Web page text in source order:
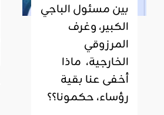
بين مسئول الباجي
الكبير، وغرف
المرزوقي
الخارجية، ماذا
أخفى عنا بقية
رؤساء، حكمونا؟؟